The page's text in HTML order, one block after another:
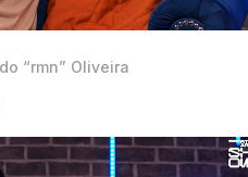
“rmn” Oliveira